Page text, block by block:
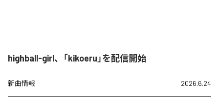
highball-girl、「kikoeru」を配信開始
新曲情報 2026.6.24